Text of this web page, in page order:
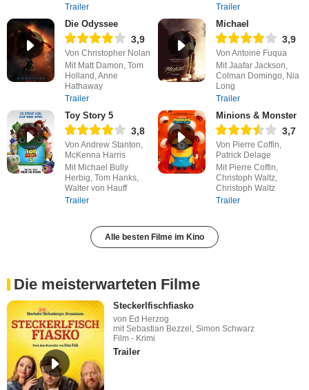
Trailer
Trailer
Die Odyssee
3,9
Von Christopher Nolan
Mit Matt Damon, Tom
Holland, Anne
Hathaway
Trailer
Michael
3,9
Von Antoine Fuqua
Mit Jaafar Jackson,
Colman Domingo, Nia
Long
Trailer
Toy Story 5
3,8
Von Andrew Stanton,
McKenna Harris
Mit Michael Bully
Herbig, Tom Hanks,
Walter von Hauff
Trailer
Minions & Monster
3,7
Von Pierre Coffin,
Patrick Delage
Mit Pierre Coffin,
Christoph Waltz,
Christoph Waltz
Trailer
Alle besten Filme im Kino
Die meisterwarteten Filme
Steckerlfischfiasko
von Ed Herzog
mit Sebastian Bezzel, Simon Schwarz
Film - Krimi
Trailer